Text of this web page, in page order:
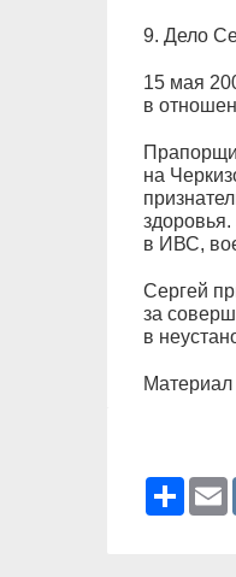
9. Дело
15 мая
в
на
в ИВС,
Сергей
за
в
Материал
Ресурс